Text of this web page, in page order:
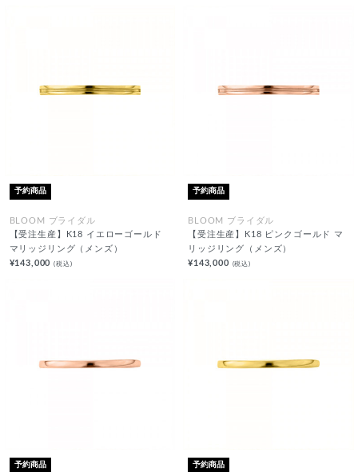
予約商品
BLOOM ブライダル
【受注生産】K18 イエローゴールド
マリッジリング（メンズ）
¥143,000(税込)
予約商品
BLOOM ブライダル
【受注生産】K18 ピンクゴールド マ
リッジリング（メンズ）
¥143,000 (税込)
予約商品 予約商品